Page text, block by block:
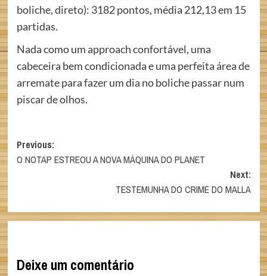
boliche, direto): 3182 pontos, média 212,13 em 15
partidas.
Nada como um approach confortável, uma
cabeceira bem condicionada e uma perfeita área de
arremate para fazer um dia no boliche passar num
piscar de olhos.
Post
navigation
Previous:
O NOTAP ESTREOU A NOVA MÁQUINA DO PLANET
Next:
TESTEMUNHA DO CRIME DO MALLA
Deixe um comentário